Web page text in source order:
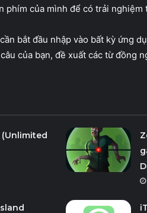
phím của mình để có trải
bắt đầu nhập vào bất kỳ ứng
của bạn, đề xuất các từ đồng